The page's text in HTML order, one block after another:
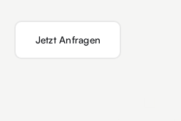
Jetzt Anfragen